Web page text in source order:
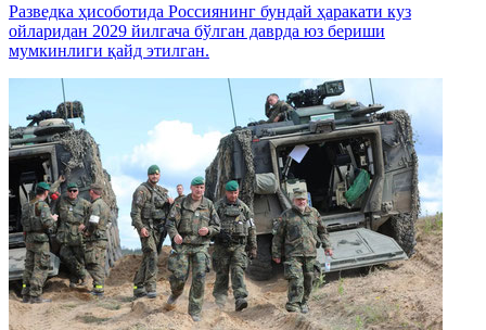
Разведка ҳисоботида Россиянинг бундай ҳаракати куз
ойларидан 2029 йилгача бўлган даврда юз бериши
мумкинлиги қайд этилган.